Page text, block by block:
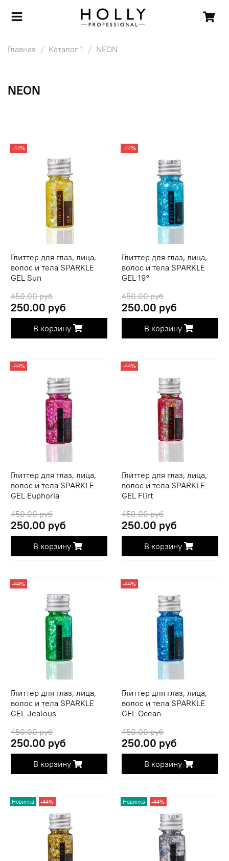
Главная Каталог 1 NEON
NEON
-44%
Глиттер для глаз, лица,
волос и тела SPARKLE
GEL Sun
450.00 руб
250.00 руб
В корзину
-44%
Глиттер для глаз, лица,
волос и тела SPARKLE
GEL 19°
450.00 руб
250.00 руб
В корзину
-44%
Глиттер для глаз, лица,
волос и тела SPARKLE
GEL Euphoria
450.00 руб
250.00 руб
В корзину
-44%
Глиттер для глаз, лица,
волос и тела SPARKLE
GEL Flirt
450.00 руб
250.00 руб
В корзину
-44%
Глиттер для глаз, лица,
волос и тела SPARKLE
GEL Jealous
450.00 руб
250.00 руб
В корзину
-44%
Глиттер для глаз, лица,
волос и тела SPARKLE
GEL Ocean
450.00 руб
250.00 руб
В корзину
Новинка -44% Новинка -44%